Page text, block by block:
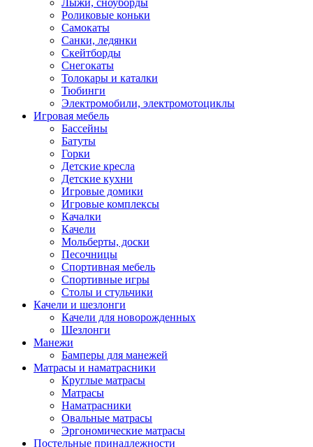
Лыжи, сноуборды
Роликовые коньки
Самокаты
Санки, ледянки
Скейтборды
Снегокаты
Толокары и каталки
Тюбинги
Электромобили, электромотоциклы
Игровая мебель
Бассейны
Батуты
Горки
Детские кресла
Детские кухни
Игровые домики
Игровые комплексы
Качалки
Качели
Мольберты, доски
Песочницы
Спортивная мебель
Спортивные игры
Столы и стульчики
Качели и шезлонги
Качели для новорожденных
Шезлонги
Манежи
Бамперы для манежей
Матрасы и наматрасники
Круглые матрасы
Матрасы
Наматрасники
Овальные матрасы
Эргономические матрасы
Постельные принадлежности